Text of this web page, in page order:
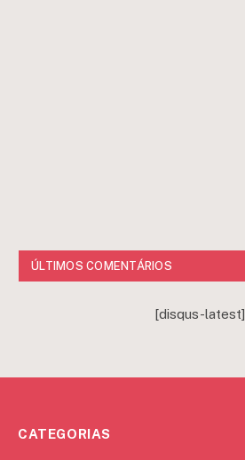
ÚLTIMOS COMENTÁRIOS
[disqus-latest]
CATEGORIAS